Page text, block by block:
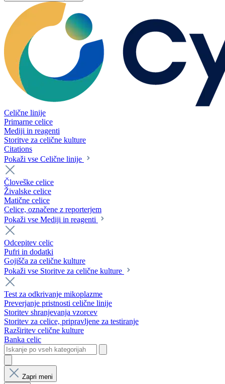
Celične linije
Primarne celice
Mediji in reagenti
Storitve za celične kulture
Citations
Pokaži vse Celične linije
Človeške celice
Živalske celice
Matične celice
Celice, označene z reporterjem
Pokaži vse Mediji in reagenti
Odcepitev celic
Pufri in dodatki
Gojišča za celične kulture
Pokaži vse Storitve za celične kulture
Test za odkrivanje mikoplazme
Preverjanje pristnosti celične linije
Storitev shranjevanja vzorcev
Storitev za celice, pripravljene za testiranje
Razširitev celične kulture
Banka celic
Zapri meni